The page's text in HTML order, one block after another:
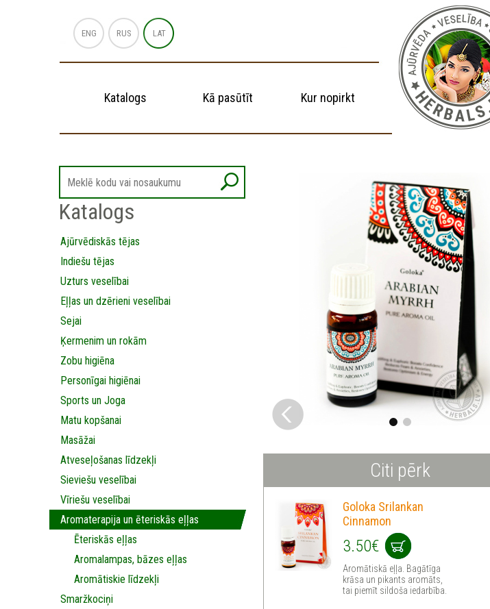
ENG RUS LAT
Katalogs Kā pasūtīt Kur nopirkt
Katalogs
Ajūrvēdiskās tējas
Indiešu tējas
Uzturs veselībai
Eļļas un dzērieni veselībai
Sejai
Ķermenim un rokām
Zobu higiēna
Personīgai higiēnai
Sports un Joga
Matu kopšanai
Masāžai
Аtveseļošanas līdzekļi
Sieviešu veselībai
Vīriešu veselībai
Aromaterapija un ēteriskās eļļas
Ēteriskās eļļas
Aromalampas, bāzes eļļas
Aromātiskie līdzekļi
Smaržkociņi
Citi pērk
Goloka Srilankan
Cinnamon
3.50€
Aromātiskā eļļa. Bagātīga
krāsa un pikants aromāts,
tai piemīt sildoša iedarbība.